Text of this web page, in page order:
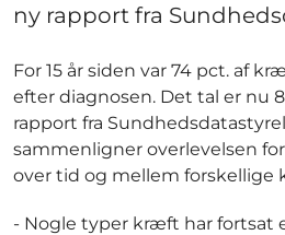
ny rapport fra
For 15 år siden var 74 pct. af
efter diagnosen. Det tal er nu
rapport fra
sammenligner overlevelsen
over tid og mellem forskellige
- Nogle typer kræft har fortsat